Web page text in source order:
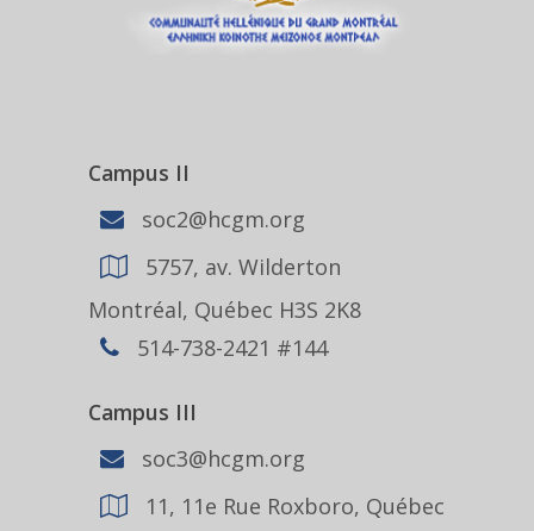
Campus II
soc2@hcgm.org
5757, av. Wilderton
Montréal, Québec H3S 2K8
514-738-2421 #144
Campus III
soc3@hcgm.org
11, 11e Rue Roxboro, Québec